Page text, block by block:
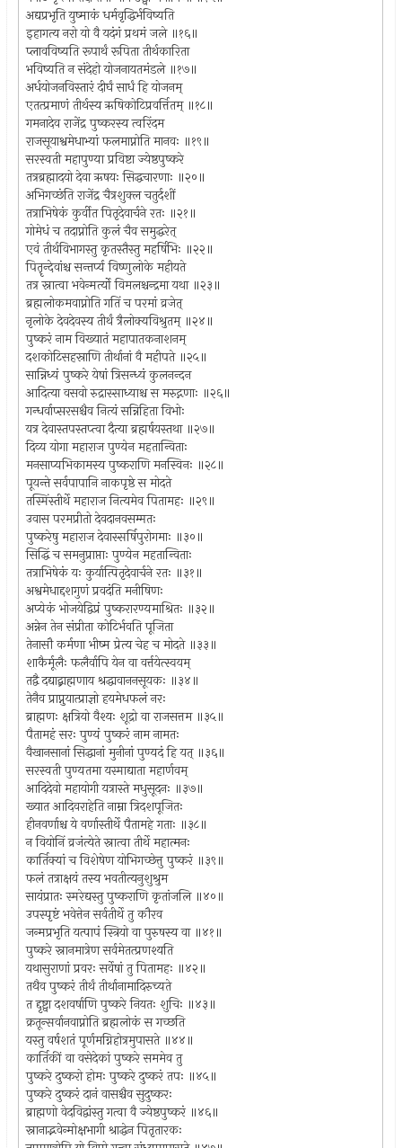
अद्यप्रभृति युष्माकं धर्मवृद्धिर्भविष्यति
इहागत्य नरो यो वै यदंगं प्रथमं जले ॥१६॥
प्लावविष्यति रूपार्थं रूपिता तीर्थकारिता
भविष्यति न संदेहो योजनायतमंडले ॥१७॥
अर्धयोजनविस्तारं दीर्घं सार्धं हि योजनम्
एतत्प्रमाणं तीर्थस्य ऋषिकोटिप्रवर्त्तितम् ॥१८॥
गमनादेव राजेंद्र पुष्करस्य त्वरिंदम
राजसूयाश्वमेधाभ्यां फलमाप्नोति मानवः ॥१९॥
सरस्वती महापुण्या प्रविष्टा ज्येष्ठपुष्करे
तत्रब्रह्मादयो देवा ऋषयः सिद्धचारणाः ॥२०॥
अभिगच्छंति राजेंद्र चैत्रशुक्ल चतुर्दशीं
तत्राभिषेकं कुर्वीत पितृदेवार्चने रतः ॥२१॥
गोमेधं च तदाप्नोति कुलं चैव समुद्धरेत्
एवं तीर्थविभागस्तु कृतस्तैस्तु महर्षिभिः ॥२२॥
पितॄन्देवांश्च सन्तर्प्य विष्णुलोके महीयते
तत्र स्नात्वा भवेन्मर्त्यो विमलश्चन्द्रमा यथा ॥२३॥
ब्रह्मलोकमवाप्नोति गतिं च परमां व्रजेत्
नृलोके देवदेवस्य तीर्थं त्रैलोक्यविश्रुतम् ॥२४॥
पुष्करं नाम विख्यातं महापातकनाशनम्
दशकोटिसहस्राणि तीर्थानां वै महीपते ॥२५॥
सान्निध्यं पुष्करे येषां त्रिसन्ध्यं कुलनन्दन
आदित्या वसवो रुद्रास्साध्याश्च स मरुद्गणाः ॥२६॥
गन्धर्वाप्सरसश्चैव नित्यं सन्निहिता विभोः
यत्र देवास्तपस्तप्त्वा दैत्या ब्रह्मर्षयस्तथा ॥२७॥
दिव्य योगा महाराज पुण्येन महतान्विताः
मनसाप्यभिकामस्य पुष्कराणि मनस्विनः ॥२८॥
पूयन्ते सर्वपापानि नाकपृष्ठे स मोदते
तस्मिंस्तीर्थे महाराज नित्यमेव पितामहः ॥२९॥
उवास परमप्रीतो देवदानवसम्मतः
पुष्करेषु महाराज देवास्सर्षिपुरोगमाः ॥३०॥
सिद्धिं च समनुप्राप्ताः पुण्येन महतान्विताः
तत्राभिषेकं यः कुर्यात्पितृदेवार्चने रतः ॥३१॥
अश्वमेधाद्दशगुणं प्रवदंति मनीषिणः
अप्येकं भोजयेद्विप्रं पुष्करारण्यमाश्रितः ॥३२॥
अन्नेन तेन संप्रीता कोटिर्भवति पूजिता
तेनासौ कर्मणा भीष्म प्रेत्य चेह च मोदते ॥३३॥
शाकैर्मूलैः फलैर्वापि येन वा वर्त्तयेत्स्वयम्
तद्वै दद्याद्ब्राह्मणाय श्रद्धावाननसूयकः ॥३४॥
तेनैव प्राप्नुयात्प्राज्ञो हयमेधफलं नरः
ब्राह्मणः क्षत्रियो वैश्यः शूद्रो वा राजसत्तम ॥३५॥
पैतामहं सरः पुण्यं पुष्करं नाम नामतः
वैखानसानां सिद्धानां मुनीनां पुण्यदं हि यत् ॥३६॥
सरस्वती पुण्यतमा यस्माद्याता महार्णवम्
आदिदेवो महायोगी यत्रास्ते मधुसूदनः ॥३७॥
ख्यात आदिवराहेति नाम्ना त्रिदशपूजितः
हीनवर्णाश्च ये वर्णास्तीर्थे पैतामहे गताः ॥३८॥
न वियोनिं व्रजंत्येते स्नात्वा तीर्थे महात्मनः
कार्तिक्यां च विशेषेण योभिगच्छेत्तु पुष्करं ॥३९॥
फलं तत्राक्षयं तस्य भवतीत्यनुशुश्रुम
सायंप्रातः स्मरेद्यस्तु पुष्कराणि कृतांजलि ॥४०॥
उपस्पृष्टं भवेत्तेन सर्वतीर्थे तु कौरव
जन्मप्रभृति यत्पापं स्त्रियो वा पुरुषस्य वा ॥४१॥
पुष्करे स्नानमात्रेण सर्वमेतत्प्रणश्यति
यथासुराणां प्रवरः सर्वेषां तु पितामहः ॥४२॥
तथैव पुष्करं तीर्थं तीर्थानामादिरुच्यते
त द्दृष्ट्वा दशवर्षाणि पुष्करे नियतः शुचिः ॥४३॥
क्रतून्सर्वानवाप्नोति ब्रह्मलोकं स गच्छति
यस्तु वर्षशतं पूर्णमग्निहोत्रमुपासते ॥४४॥
कार्तिकीं वा वसेदेकां पुष्करे सममेव तु
पुष्करे दुष्करो होमः पुष्करे दुष्करं तपः ॥४५॥
पुष्करे दुष्करं दानं वासश्चैव सुदुष्करः
ब्राह्मणो वेदविद्वांस्तु गत्वा वै ज्येष्ठपुष्करं ॥४६॥
स्नानाद्भवेन्मोक्षभागी श्राद्धेन पितृतारकः